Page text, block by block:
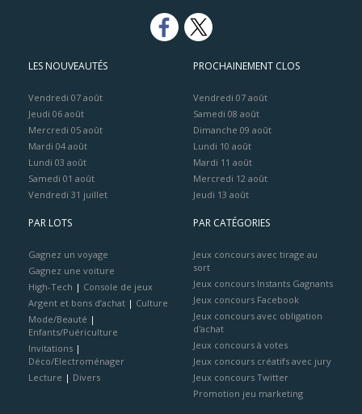
LES NOUVEAUTÉS
Vendredi 07 août
Jeudi 06 août
Mercredi 05 août
Mardi 04 août
Lundi 03 août
Samedi 01 août
Vendredi 31 juillet
PROCHAINEMENT CLOS
Vendredi 07 août
Samedi 08 août
Dimanche 09 août
Lundi 10 août
Mardi 11 août
Mercredi 12 août
Jeudi 13 août
PAR LOTS
Gagnez un voyage
Gagnez une voiture
High-Tech | Console de jeux
Argent et bons d’achat | Culture
Mode/Beauté |
Enfants/Puériculture
Invitations |
Déco/Electroménager
Lecture | Divers
PAR CATÉGORIES
Jeux concours avec tirage au
sort
Jeux concours Instants Gagnants
Jeux concours Facebook
Jeux concours avec obligation
d'achat
Jeux concours à votes
Jeux concours créatifs avec jury
Jeux concours Twitter
Promotion jeu marketing